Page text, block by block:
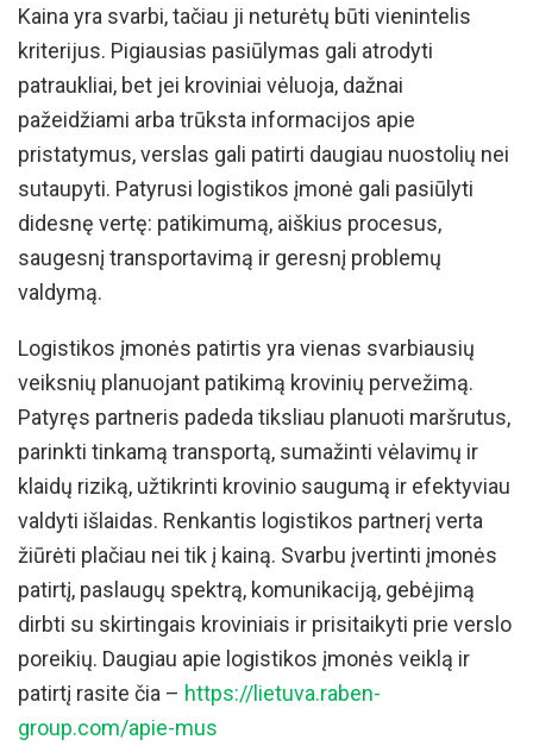
Kaina yra svarbi, tačiau ji neturėtų būti vienintelis
kriterijus. Pigiausias pasiūlymas gali atrodyti
patraukliai, bet jei kroviniai vėluoja, dažnai
pažeidžiami arba trūksta informacijos apie
pristatymus, verslas gali patirti daugiau nuostolių nei
sutaupyti. Patyrusi logistikos įmonė gali pasiūlyti
didesnę vertę: patikimumą, aiškius procesus,
saugesnį transportavimą ir geresnį problemų
valdymą.
Logistikos įmonės patirtis yra vienas svarbiausių
veiksnių planuojant patikimą krovinių pervežimą.
Patyręs partneris padeda tiksliau planuoti maršrutus,
parinkti tinkamą transportą, sumažinti vėlavimų ir
klaidų riziką, užtikrinti krovinio saugumą ir efektyviau
valdyti išlaidas. Renkantis logistikos partnerį verta
žiūrėti plačiau nei tik į kainą. Svarbu įvertinti įmonės
patirtį, paslaugų spektrą, komunikaciją, gebėjimą
dirbti su skirtingais kroviniais ir prisitaikyti prie verslo
poreikių. Daugiau apie logistikos įmonės veiklą ir
patirtį rasite čia – https://lietuva.raben-
group.com/apie-mus